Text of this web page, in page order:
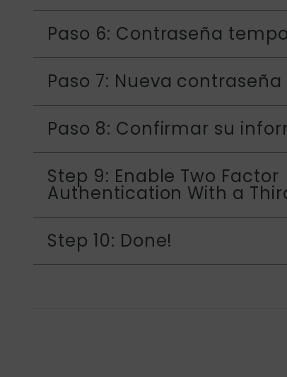
Paso 6: Contraseña
Paso 7: Nueva contraseña
Paso 8: Confirmar su
Step 9: Enable Two Factor
Authentication With a
Step 10: Done!